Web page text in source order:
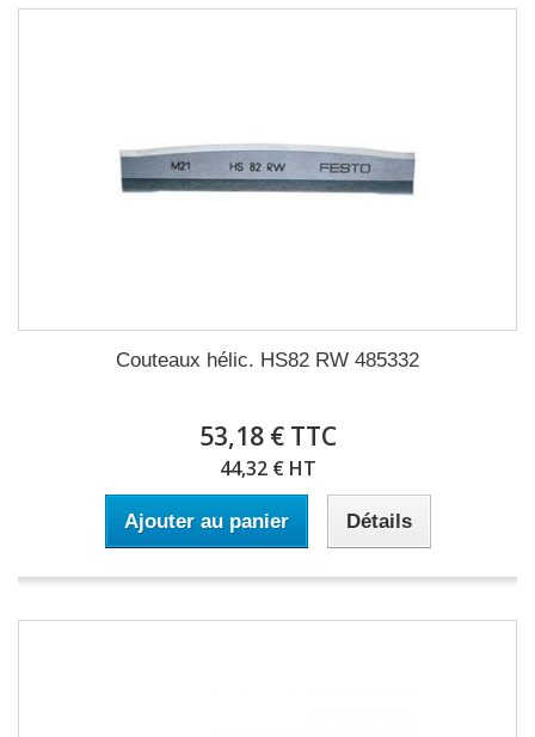
Couteaux hélic. HS82 RW 485332
53,18 € TTC
44,32 € HT
Ajouter au panier Détails